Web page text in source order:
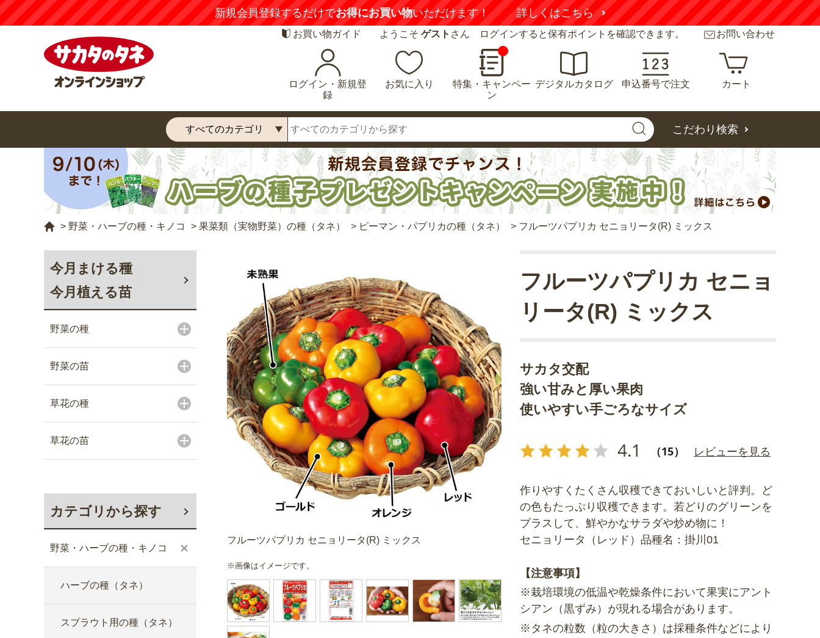
新規会員登録するだけでお得にお買い物いただけます！ 詳しくはこちら
お買い物ガイド ようこそ ゲスト さん ログインすると保有ポイントを確認できます。 お問い合わせ
ログイン・新規登
録
お気に入り
特集・キャンペー
ン
デジタルカタログ 申込番号で注文 カート
こだわり検索
> 野菜・ハーブの種・キノコ > 果菜類（実物野菜）の種（タネ） > ピーマン・パプリカの種（タネ） > フルーツパプリカ セニョリータ(R) ミックス
今月まける種
今月植える苗
野菜の種
野菜の苗
草花の種
草花の苗
カテゴリから探す
野菜・ハーブの種・キノコ
ハーブの種（タネ）
スプラウト用の種（タネ）
フルーツパプリカ セニョリータ(R) ミックス
※画像はイメージです。
サカタ交配
強い甘みと厚い果肉
使いやすい手ごろなサイズ
4.1 （15） レビューを見る
フルーツパプリカ セニョ
リータ(R) ミックス
作りやすくたくさん収穫できておいしいと評判。ど
の色もたっぷり収穫できます。若どりのグリーンを
プラスして、鮮やかなサラダや炒め物に！
セニョリータ（レッド）品種名：掛川01
【注意事項】
※栽培環境の低温や乾燥条件において果実にアント
シアン（黒ずみ）が現れる場合があります。
※タネの粒数（粒の大きさ）は採種条件などにより